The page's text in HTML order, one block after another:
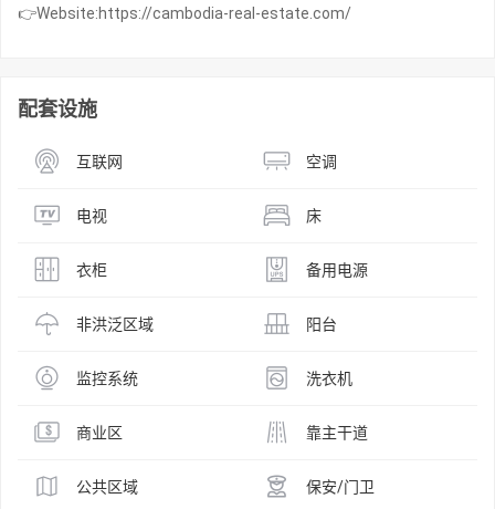
👉Website:https://cambodia-real-estate.com/
配套设施
互联网 空调
电视 床
衣柜 备用电源
非洪泛区域 阳台
监控系统 洗衣机
商业区 靠主干道
公共区域 保安/门卫